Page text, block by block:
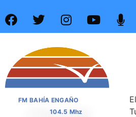
FM BAHÍA ENGAÑO
104.5 Mhz